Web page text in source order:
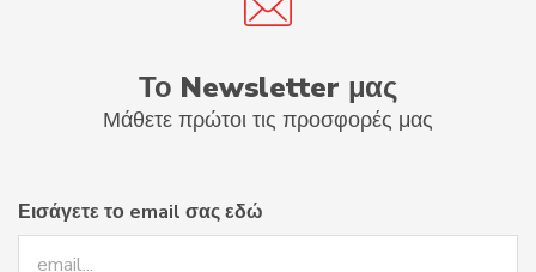
Το Newsletter μας
Μάθετε πρώτοι τις προσφορές μας
Εισάγετε το email σας εδώ